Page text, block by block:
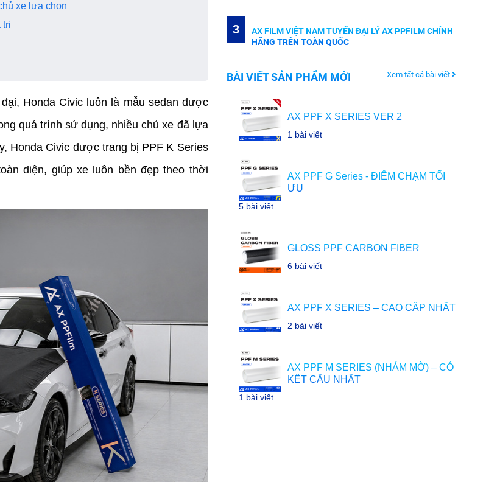
xe lựa chọn
trị
Honda Civic luôn là mẫu sedan được
quá trình sử dụng, nhiều chủ xe đã lựa
Honda Civic được trang bị PPF K Series
diện, giúp xe luôn bền đẹp theo thời
3
AX FILM VIỆT NAM TUYỂN ĐẠI LÝ AX PPFILM CHÍNH
HÃNG TRÊN TOÀN QUỐC
BÀI VIẾT SẢN PHẨM MỚI Xem tất cả bài viết
AX PPF X SERIES VER 2
1 bài viết
AX PPF G Series - ĐIỂM CHẠM TỐI
ƯU
5 bài viết
GLOSS PPF CARBON FIBER
6 bài viết
AX PPF X SERIES – CAO CẤP NHẤT
2 bài viết
AX PPF M SERIES (NHÁM MỜ) – CÓ
KẾT CẤU NHẤT
1 bài viết